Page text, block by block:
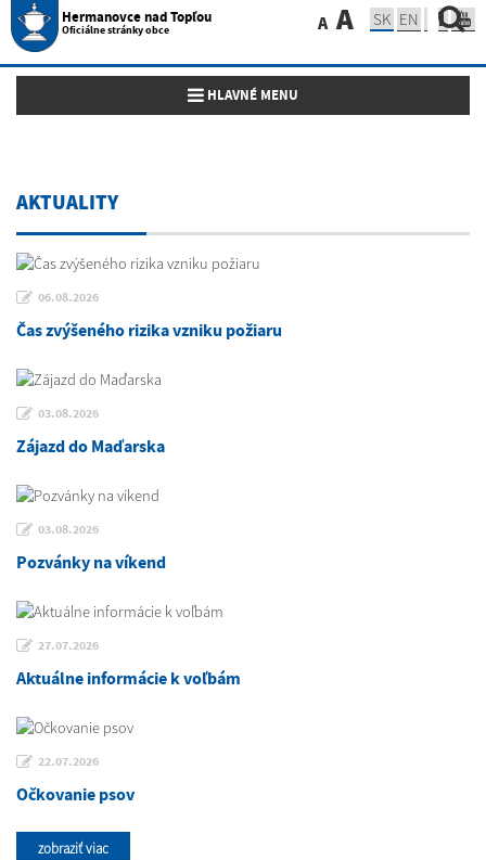
Hermanovce nad Topľou
Oficiálne stránky obce A A SK EN
Toggle navigation
HLAVNÉ MENU
AKTUALITY
06.08.2026
Čas zvýšeného rizika vzniku požiaru
03.08.2026
Zájazd do Maďarska
03.08.2026
Pozvánky na víkend
27.07.2026
Aktuálne informácie k voľbám
22.07.2026
Očkovanie psov
zobraziť viac